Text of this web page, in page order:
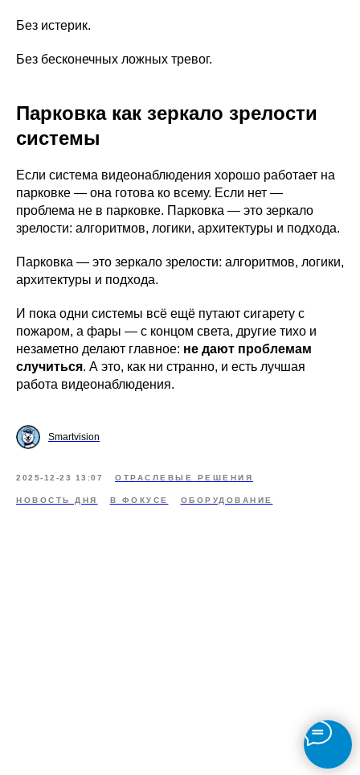
Без истерик.
Без бесконечных ложных тревог.
Парковка как зеркало зрелости
системы
Если система видеонаблюдения хорошо работает на
парковке — она готова ко всему. Если нет —
проблема не в парковке. Парковка — это зеркало
зрелости: алгоритмов, логики, архитектуры и подхода.
Парковка — это зеркало зрелости: алгоритмов, логики,
архитектуры и подхода.
И пока одни системы всё ещё путают сигарету с
пожаром, а фары — с концом света, другие тихо и
незаметно делают главное: не дают проблемам
случиться. А это, как ни странно, и есть лучшая
работа видеонаблюдения.
Smartvision
2025-12-23 13:07 ОТРАСЛЕВЫЕ РЕШЕНИЯ
НОВОСТЬ ДНЯ В ФОКУСЕ ОБОРУДОВАНИЕ